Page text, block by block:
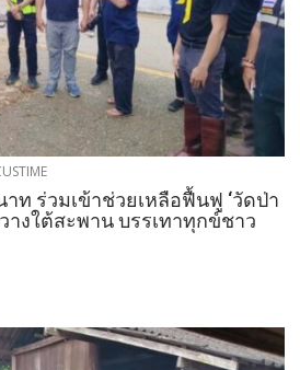
ท ร่วมเข้าช่วยเหลือฟื้นฟู ‘วัดป่า
างใต้สะพาน บรรเทาทุกข์ชาว